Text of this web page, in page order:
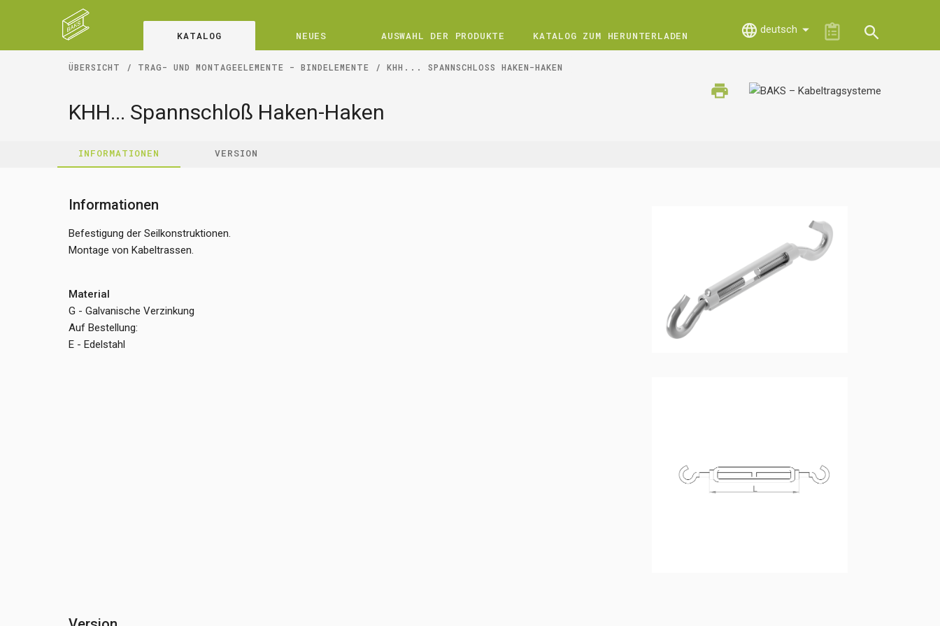
KATALOG NEUES AUSWAHL DER PRODUKTE KATALOG ZUM HERUNTERLADEN deutsch
ÜBERSICHT TRAG- UND MONTAGEELEMENTE - BINDELEMENTE KHH... SPANNSCHLOSS HAKEN-HAKEN
KHH... Spannschloß Haken-Haken
INFORMATIONEN VERSION
Informationen
Befestigung der Seilkonstruktionen.
Montage von Kabeltrassen.
Material
G - Galvanische Verzinkung
Auf Bestellung:
E - Edelstahl